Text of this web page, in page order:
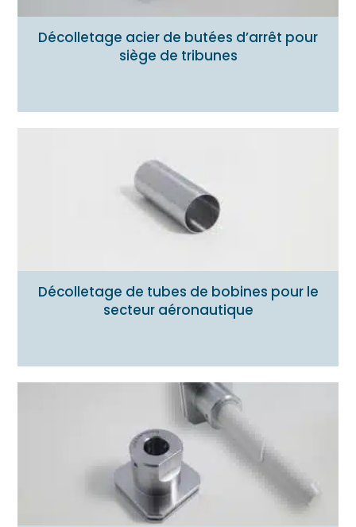
Décolletage acier de butées d’arrêt pour
siège de tribunes
Décolletage de tubes de bobines pour le
secteur aéronautique